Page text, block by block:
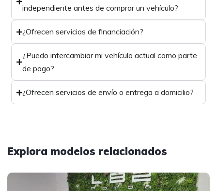
independiente antes de comprar un vehículo?
¿Ofrecen servicios de financiación?
¿Puedo intercambiar mi vehículo actual como parte
de pago?
¿Ofrecen servicios de envío o entrega a domicilio?
Explora modelos relacionados